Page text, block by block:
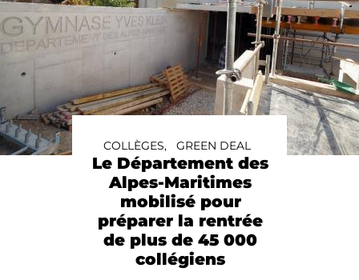
COLLÈGES, GREEN DEAL
Le Département des
Alpes-Maritimes
mobilisé pour
préparer la rentrée
de plus de 45 000
collégiens